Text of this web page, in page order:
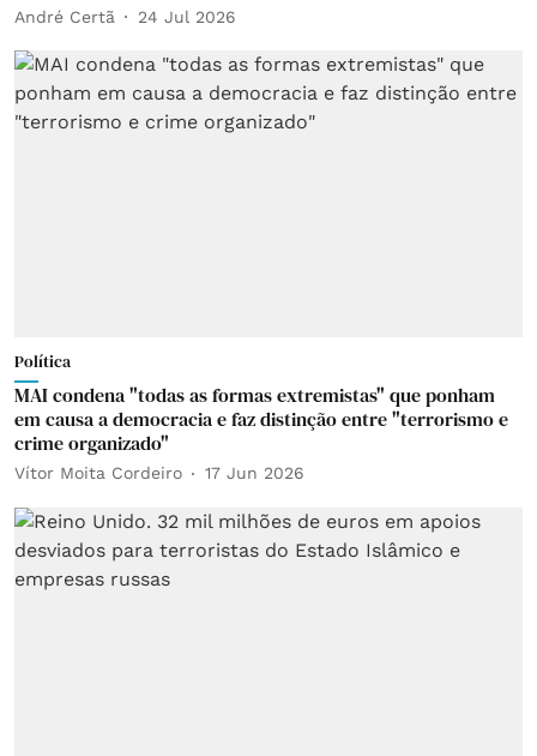
André Certã 24 Jul 2026
Política
MAI condena "todas as formas extremistas" que ponham
em causa a democracia e faz distinção entre "terrorismo e
crime organizado"
Vítor Moita Cordeiro 17 Jun 2026